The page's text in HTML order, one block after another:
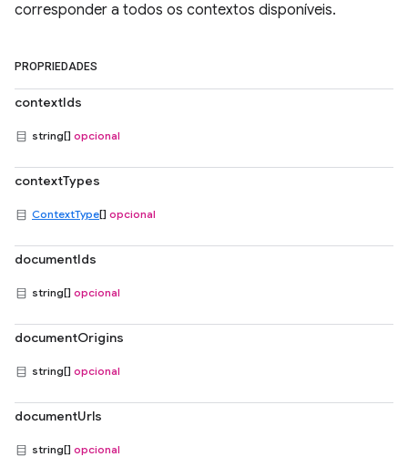
corresponder a todos os contextos disponíveis.
PROPRIEDADES
contextIds
string[] opcional
contextTypes
ContextType[] opcional
documentIds
string[] opcional
documentOrigins
string[] opcional
documentUrls
string[] opcional